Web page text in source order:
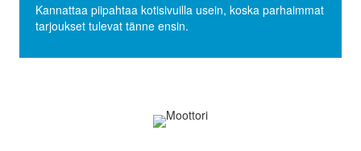
Kannattaa piipahtaa kotisivuilla usein, koska parhaimmat
tarjoukset tulevat tänne ensin.